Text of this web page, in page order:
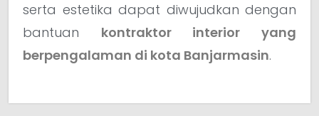
serta estetika dapat diwujudkan dengan
bantuan kontraktor interior yang
berpengalaman di kota Banjarmasin.